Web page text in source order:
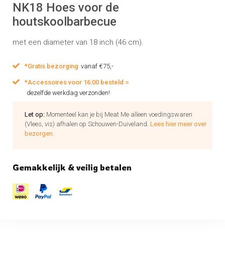
NK18 Hoes voor de
houtskoolbarbecue
met een diameter van 18 inch (46 cm).
*Gratis bezorging vanaf €75,-
*Accessoires voor 16:00 besteld =
dezelfde werkdag verzonden!
Let op: Momenteel kan je bij Meat Me alleen voedingswaren
(Vlees, vis) afhalen op Schouwen-Duiveland. Lees hier meer over
bezorgen.
Gemakkelijk & veilig betalen